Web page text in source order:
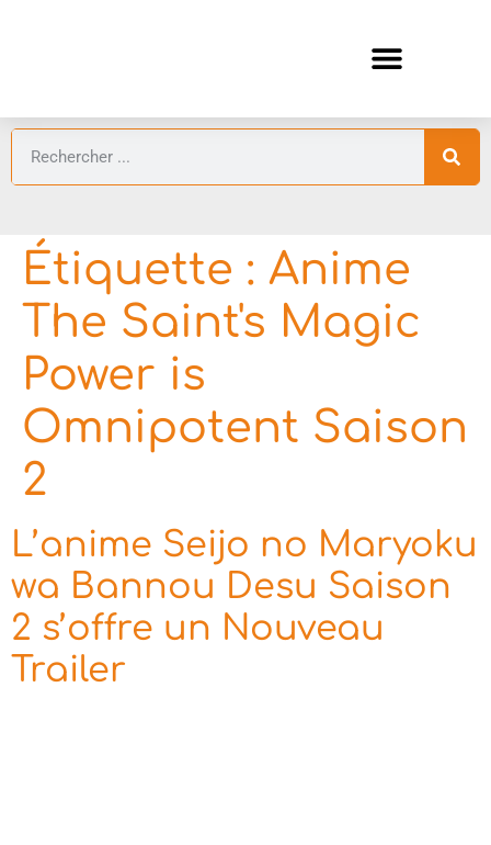
Étiquette : Anime
The Saint's Magic
Power is
Omnipotent Saison
2
L’anime Seijo no Maryoku
wa Bannou Desu Saison
2 s’offre un Nouveau
Trailer